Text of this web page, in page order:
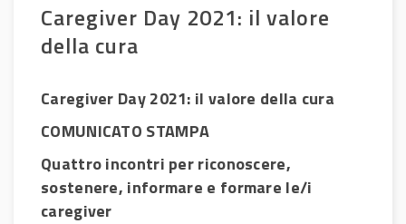
Caregiver Day 2021: il valore
della cura
Caregiver Day 2021: il valore della cura
COMUNICATO STAMPA
Quattro incontri per riconoscere,
sostenere, informare e formare le/i
caregiver